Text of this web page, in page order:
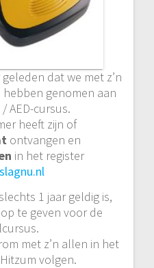
dat we met z’n
genomen aan
AED-cursus.
heeft zijn of
ontvangen en
in het register
1 jaar geldig is,
te geven voor de
met z’n allen in het
volgen.